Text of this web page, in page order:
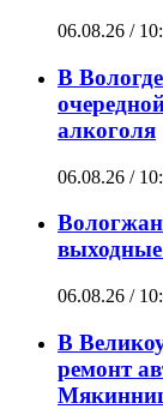
06.08.26 /
В
алкоголя
06.08.26 /
выходные
06.08.26 /
В
ремонт